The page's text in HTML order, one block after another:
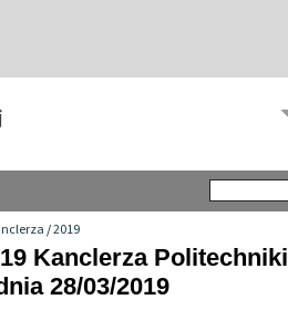
/2019
Kanclerza Politechniki
28/03/2019